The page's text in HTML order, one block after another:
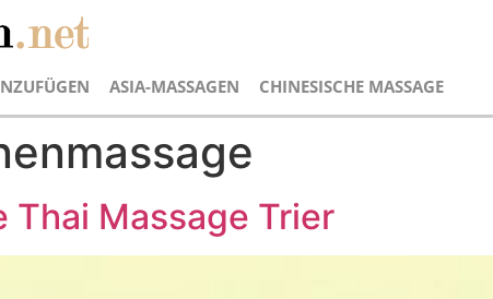
ASIA-MASSAGEN CHINESISCHE MASSAGE
Thai Massage Trier